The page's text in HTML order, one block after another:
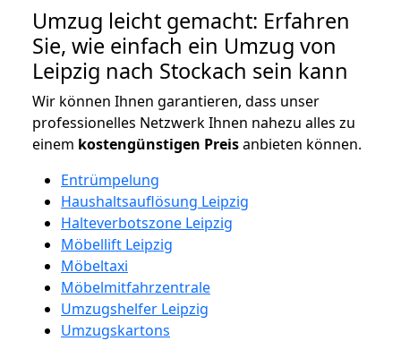
Umzug leicht gemacht: Erfahren
Sie, wie einfach ein Umzug von
Leipzig nach Stockach sein kann
Wir können Ihnen garantieren, dass unser
professionelles Netzwerk Ihnen nahezu alles zu
einem kostengünstigen Preisanbieten können.
Entrümpelung
Haushaltsauflösung Leipzig
Halteverbotszone Leipzig
Möbellift Leipzig
Möbeltaxi
Möbelmitfahrzentrale
Umzugshelfer Leipzig
Umzugskartons